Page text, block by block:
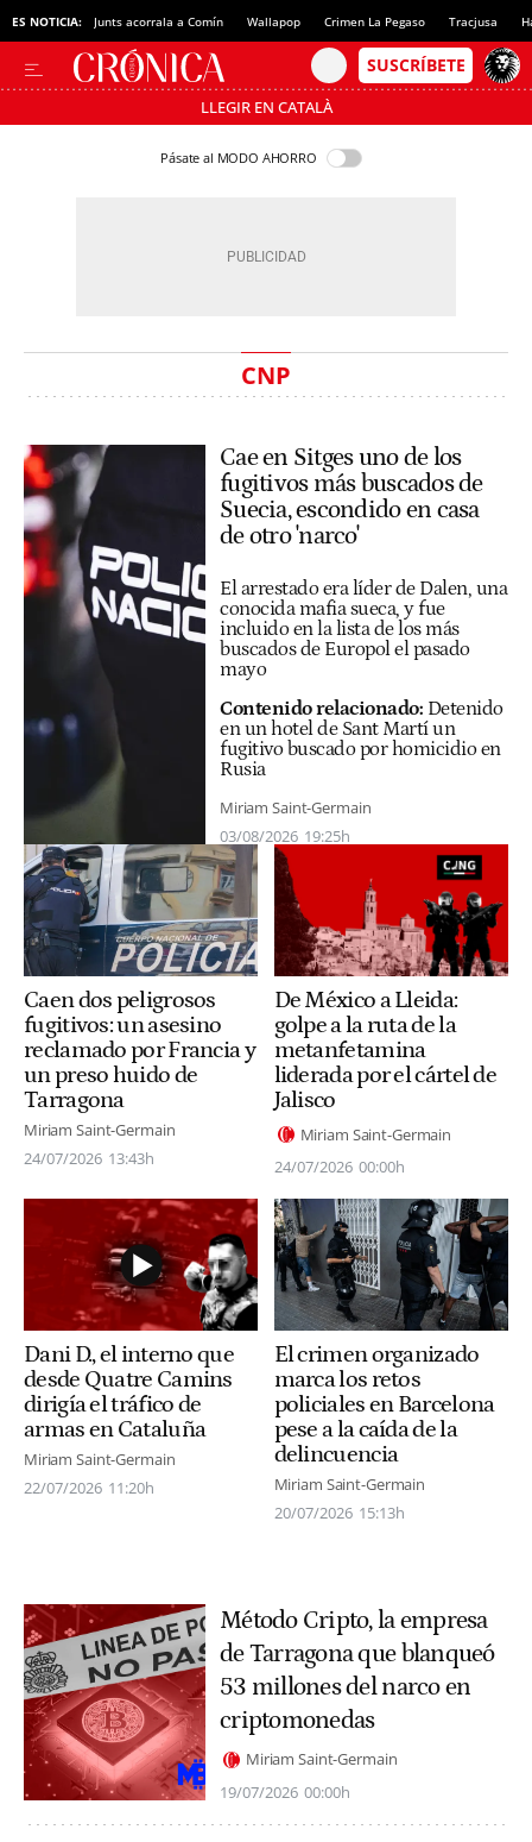
ES NOTICIA: Junts acorrala a Comín Wallapop Crimen La Pegaso Tracjusa
LLEGIR EN CATALÀ
Pásate al MODO AHORRO
CNP
Cae en Sitges uno de los
fugitivos más buscados de
Suecia, escondido en casa
de otro 'narco'
El arrestado era líder de Dalen, una
conocida mafia sueca, y fue
incluido en la lista de los más
buscados de Europol el pasado
mayo
Contenido relacionado: Detenido
en un hotel de Sant Martí un
fugitivo buscado por homicidio en
Rusia
Miriam Saint-Germain
03/08/2026 19:25h
Caen dos peligrosos
fugitivos: un asesino
reclamado por Francia y
un preso huido de
Tarragona
Miriam Saint-Germain
24/07/2026 13:43h
De México a Lleida:
golpe a la ruta de la
metanfetamina
liderada por el cártel de
Jalisco
Miriam Saint-Germain
24/07/2026 00:00h
Dani D., el interno que
desde Quatre Camins
dirigía el tráfico de
armas en Cataluña
Miriam Saint-Germain
22/07/2026 11:20h
El crimen organizado
marca los retos
policiales en Barcelona
pese a la caída de la
delincuencia
Miriam Saint-Germain
20/07/2026 15:13h
Método Cripto, la empresa
de Tarragona que blanqueó
53 millones del narco en
criptomonedas
Miriam Saint-Germain
19/07/2026 00:00h